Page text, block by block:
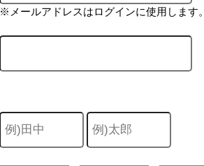
※メールアドレスはログインに使用します。